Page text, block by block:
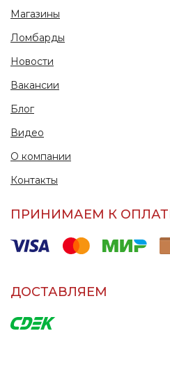
Магазины
Ломбарды
Новости
Вакансии
Блог
Видео
О компании
Контакты
ПРИНИМАЕМ К
ДОСТАВЛЯЕМ